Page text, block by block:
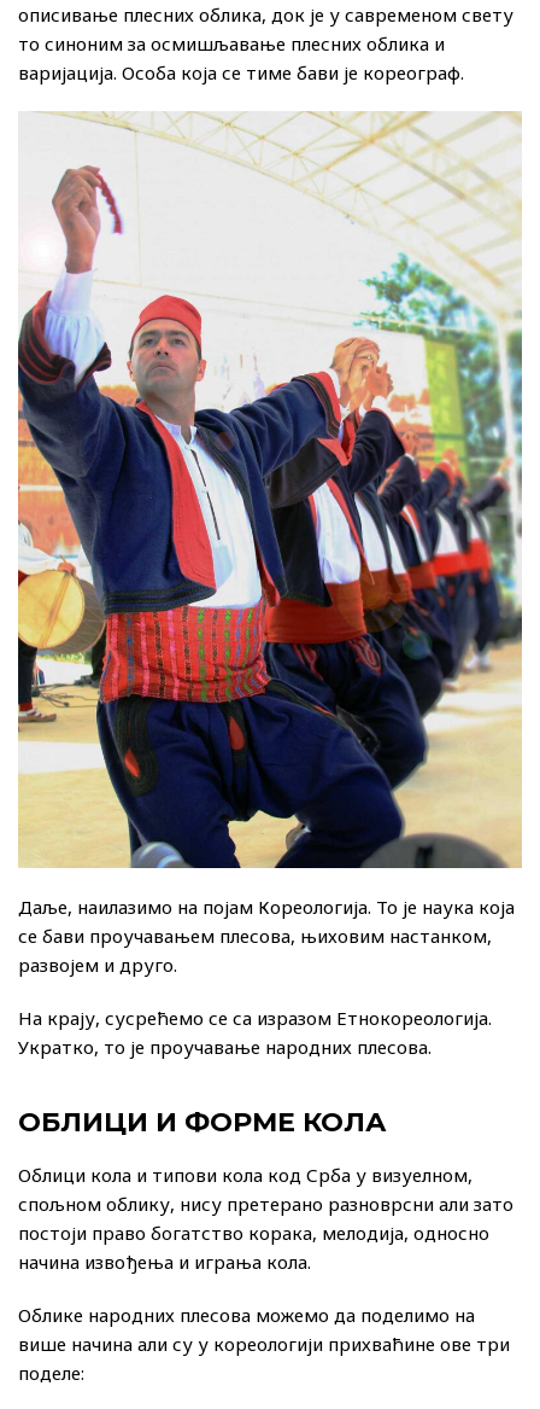
описивање плесних облика, док је у савременом свету
то синоним за осмишљавање плесних облика и
варијација. Особа која се тиме бави је кореограф.
Даље, наилазимо на појам Кореологија. То је наука која
се бави проучавањем плесова, њиховим настанком,
развојем и друго.
На крају, сусрећемо се са изразом Етнокореологија.
Укратко, то је проучавање народних плесова.
ОБЛИЦИ И ФОРМЕ КОЛА
Облици кола и типови кола код Срба у визуелном,
спољном облику, нису претерано разноврсни али зато
постоји право богатство корака, мелодија, односно
начина извођења и играња кола.
Облике народних плесова можемо да поделимо на
више начина али су у кореологији прихваћине ове три
поделе: